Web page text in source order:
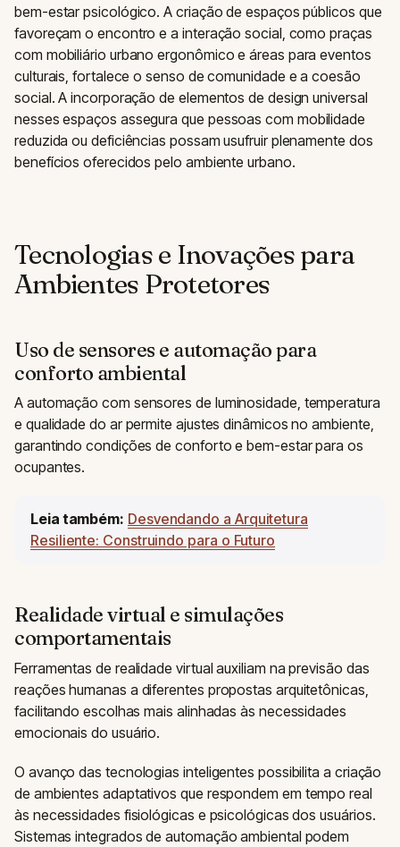
bem-estar psicológico. A criação de espaços públicos que
favoreçam o encontro e a interação social, como praças
com mobiliário urbano ergonômico e áreas para eventos
culturais, fortalece o senso de comunidade e a coesão
social. A incorporação de elementos de design universal
nesses espaços assegura que pessoas com mobilidade
reduzida ou deficiências possam usufruir plenamente dos
benefícios oferecidos pelo ambiente urbano.
Tecnologias e Inovações para
Ambientes Protetores
Uso de sensores e automação para
conforto ambiental
A automação com sensores de luminosidade, temperatura
e qualidade do ar permite ajustes dinâmicos no ambiente,
garantindo condições de conforto e bem-estar para os
ocupantes.
Leia também: Desvendando a Arquitetura
Resiliente: Construindo para o Futuro
Realidade virtual e simulações
comportamentais
Ferramentas de realidade virtual auxiliam na previsão das
reações humanas a diferentes propostas arquitetônicas,
facilitando escolhas mais alinhadas às necessidades
emocionais do usuário.
O avanço das tecnologias inteligentes possibilita a criação
de ambientes adaptativos que respondem em tempo real
às necessidades fisiológicas e psicológicas dos usuários.
Sistemas integrados de automação ambiental podem